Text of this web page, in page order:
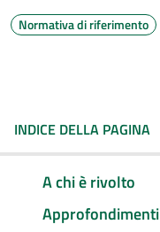
Normativa di riferimento
INDICE DELLA PAGINA
A chi è rivolto
Approfondimenti